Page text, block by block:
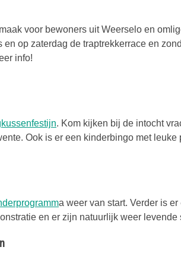
voor bewoners uit Weerselo en
en op zaterdag de traptrekkerrace en
opent in een nieuwe tab
info!
Deze link opent in een
. Kom kijken bij de intocht
Ook is er een kinderbingo met leuke
Deze link opent in een
a weer van start. Verder is er
en er zijn natuurlijk weer levende